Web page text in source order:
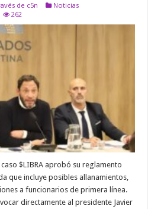
de c5n
Noticias
262
$LIBRA aprobó su reglamento
que incluye posibles allanamientos,
a funcionarios de primera línea.
directamente al presidente Javier